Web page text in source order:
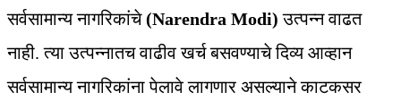
सर्वसामान्य नागरिकांचे(Narendra Modi)उत्पन्न वाढत
नाही. त्या उत्पन्नातच वाढीव खर्च बसवण्याचे दिव्य आव्हान
सर्वसामान्य नागरिकांना पेलावे लागणार असल्याने काटकसर